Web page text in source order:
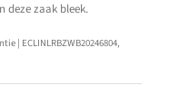
deze zaak bleek.
| ECLINLRBZWB20246804,